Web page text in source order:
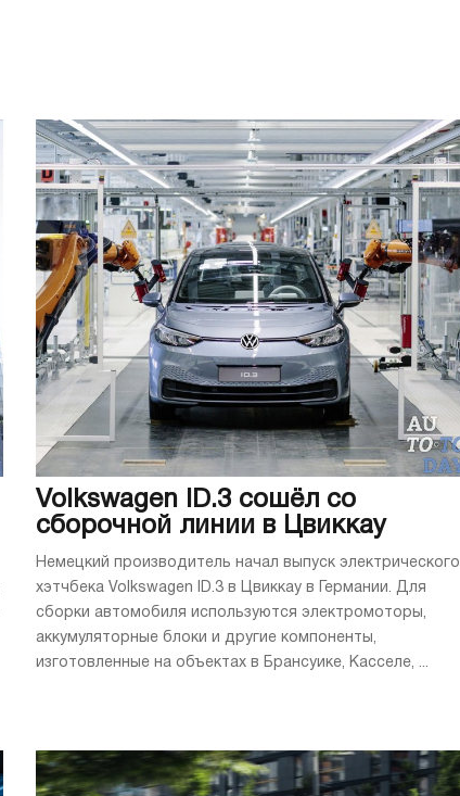
Volkswagen ID.3 сошёл со
сборочной линии в Цвиккау
Немецкий производитель начал выпуск электрического
хэтчбека Volkswagen ID.3 в Цвиккау в Германии. Для
сборки автомобиля используются электромоторы,
аккумуляторные блоки и другие компоненты,
изготовленные на объектах в Брансуике, Касселе, ...